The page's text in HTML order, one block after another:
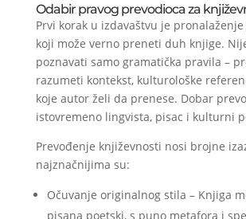
Odabir pravog prevodioca za
Prvi korak u izdavaštvu je
koji može verno preneti duh knjige.
poznavati samo gramatička pravila –
razumeti kontekst, kulturološke
koje autor želi da prenese. Dobar
istovremeno lingvista, pisac i kulturni
Prevođenje književnosti nosi brojne
najznačnijima su:
Očuvanje originalnog stila – Knjiga
pisana poetski, s puno metafora i